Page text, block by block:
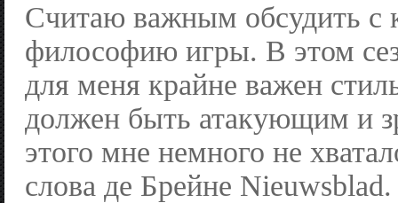
Считаю важным обсудить с
философию игры. В этом
для меня крайне важен
должен быть атакующим и
этого мне немного не
слова де Брейне Nieuwsblad.